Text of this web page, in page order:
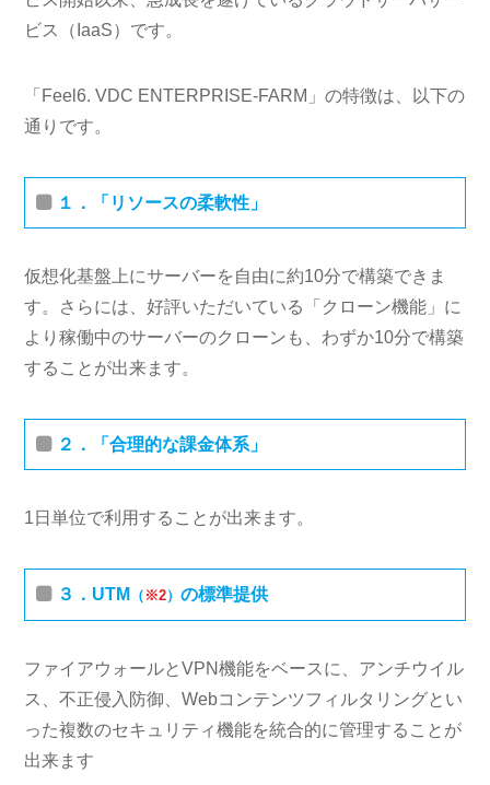
ビス（IaaS）です。
「Feel6. VDC ENTERPRISE-FARM」の特徴は、以下の
通りです。
１．「リソースの柔軟性」
仮想化基盤上にサーバーを自由に約10分で構築できま
す。さらには、好評いただいている「クローン機能」に
より稼働中のサーバーのクローンも、わずか10分で構築
することが出来ます。
２．「合理的な課金体系」
1日単位で利用することが出来ます。
３．UTM （ ※2）の標準提供
ファイアウォールとVPN機能をベースに、アンチウイル
ス、不正侵入防御、Webコンテンツフィルタリングとい
った複数のセキュリティ機能を統合的に管理することが
出来ます